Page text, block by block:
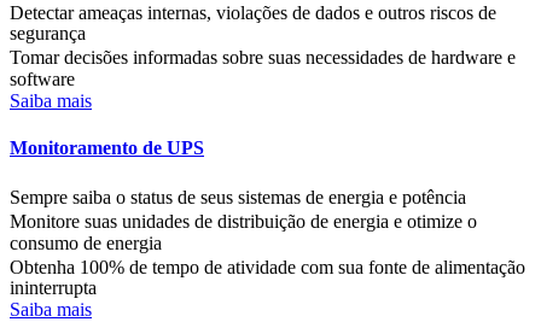
Detectar ameaças internas, violações de dados e outros riscos de
segurança
Tomar decisões informadas sobre suas necessidades de hardware e
software
Saiba mais
Monitoramento de UPS
Sempre saiba o status de seus sistemas de energia e potência
Monitore suas unidades de distribuição de energia e otimize o
consumo de energia
Obtenha 100% de tempo de atividade com sua fonte de alimentação
ininterrupta
Saiba mais